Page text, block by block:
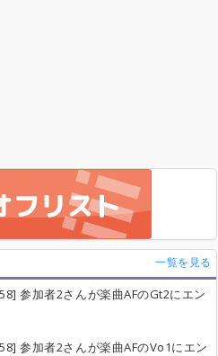
一覧を見る
参加者2さんが楽曲AFのGt2にエン
参加者2さんが楽曲AFのVo1にエン